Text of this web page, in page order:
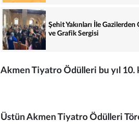
Şehit Yakınları İle Gazilerden
ve Grafik Sergisi
Akmen Tiyatro Ödülleri bu yıl 10.
Üstün Akmen Tiyatro Ödülleri